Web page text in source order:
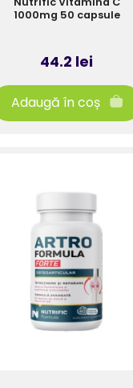
1000mg 50 capsule
44.2 lei
Adaugă în coș